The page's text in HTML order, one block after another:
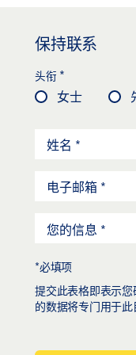
保持联系
头衔 *
女士
*必填项
提交此表格即表示
的数据将专门用于此